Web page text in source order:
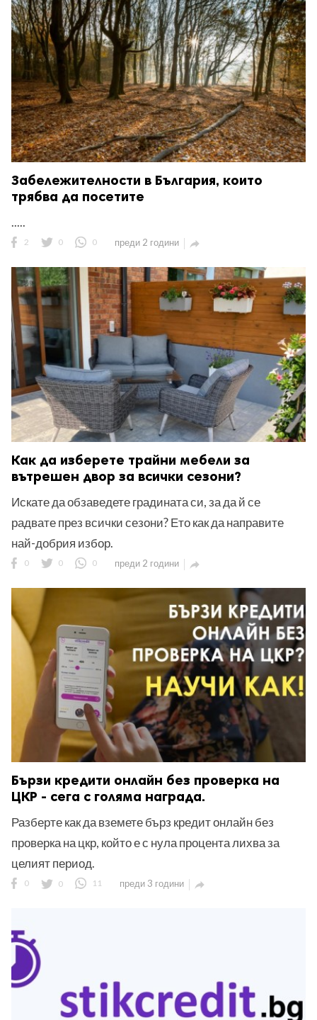
Забележителности в България, които
трябва да посетите
.....
2 0 0 преди 2 години 
Как да изберете трайни мебели за
вътрешен двор за всички сезони?
Искате да обзаведете градината си, за да й се
радвате през всички сезони? Ето как да направите
най-добрия избор.
0 0 0 преди 2 години 
Бързи кредити онлайн без проверка на
ЦКР - сега с голяма награда.
Разберте как да вземете бърз кредит онлайн без
проверка на цкр, който е с нула процента лихва за
целият период.
0 0 11 преди 3 години 